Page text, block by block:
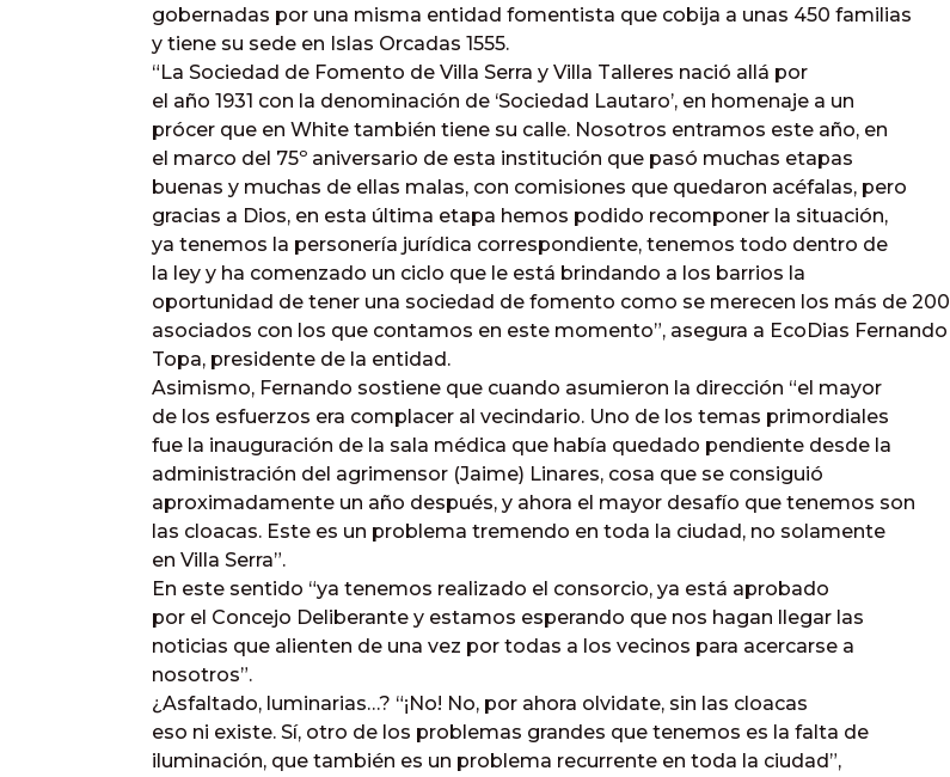
gobernadas por una misma entidad fomentista que cobija a unas 450 familias
y tiene su sede en Islas Orcadas 1555.
“La Sociedad de Fomento de Villa Serra y Villa Talleres nació allá por
el año 1931 con la denominación de ‘Sociedad Lautaro’, en homenaje a un
prócer que en White también tiene su calle. Nosotros entramos este año, en
el marco del 75º aniversario de esta institución que pasó muchas etapas
buenas y muchas de ellas malas, con comisiones que quedaron acéfalas, pero
gracias a Dios, en esta última etapa hemos podido recomponer la situación,
ya tenemos la personería jurídica correspondiente, tenemos todo dentro de
la ley y ha comenzado un ciclo que le está brindando a los barrios la
oportunidad de tener una sociedad de fomento como se merecen los más de 200
asociados con los que contamos en este momento”, asegura a EcoDias Fernando
Topa, presidente de la entidad.
Asimismo, Fernando sostiene que cuando asumieron la dirección “el mayor
de los esfuerzos era complacer al vecindario. Uno de los temas primordiales
fue la inauguración de la sala médica que había quedado pendiente desde la
administración del agrimensor (Jaime) Linares, cosa que se consiguió
aproximadamente un año después, y ahora el mayor desafío que tenemos son
las cloacas. Este es un problema tremendo en toda la ciudad, no solamente
en Villa Serra”.
En este sentido “ya tenemos realizado el consorcio, ya está aprobado
por el Concejo Deliberante y estamos esperando que nos hagan llegar las
noticias que alienten de una vez por todas a los vecinos para acercarse a
nosotros”.
¿Asfaltado, luminarias…? “¡No! No, por ahora olvidate, sin las cloacas
eso ni existe. Sí, otro de los problemas grandes que tenemos es la falta de
iluminación, que también es un problema recurrente en toda la ciudad”,